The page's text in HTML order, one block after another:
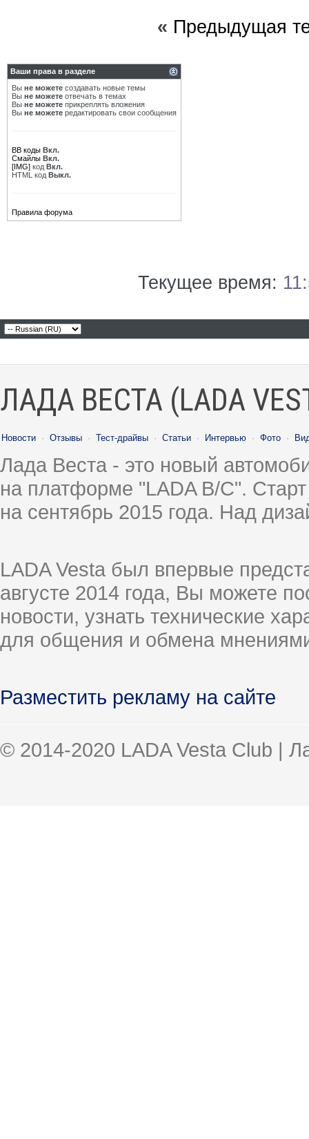
« Предыдущая
Ваши права в разделе
Вы не можете создавать новые темы
Вы не можете отвечать в темах
Вы не можете прикреплять вложения
Вы не можете редактировать свои сообщения
BB коды Вкл.
Смайлы Вкл.
[IMG] код Вкл.
HTML код Выкл.
Правила форума
Текущее время:
ЛАДА ВЕСТА (LADA
Новости · Отзывы · Тест-драйвы · Статьи · Интервью · Фото ·
Лада Веста - это новый
на платформе "LADA B/C".
на сентябрь 2015 года. Над
LADA Vesta был впервые
августе 2014 года, Вы можете
новости, узнать технические
для общения и обмена
Разместить рекламу на сайте
© 2014-2020 LADA Vesta Club |